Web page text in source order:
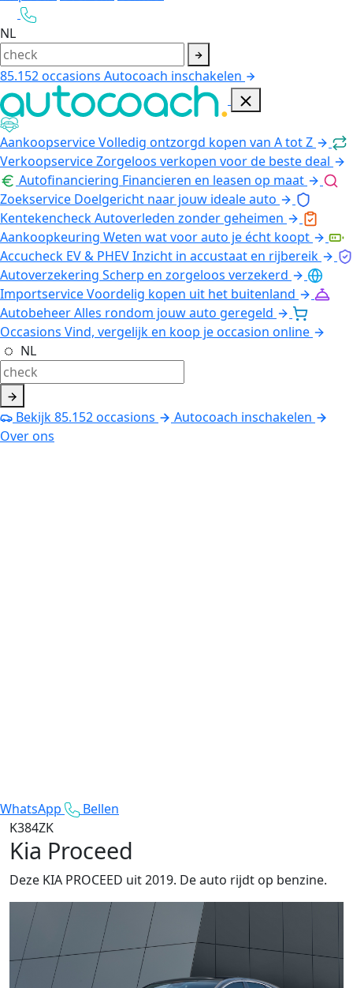
NL
85.152occasions Autocoach inschakelen
AankoopserviceVolledig ontzorgd kopen van A tot Z
VerkoopserviceZorgeloos verkopen voor de beste deal
Autofinanciering Financieren en leasen op maat
Zoekservice Doelgericht naar jouw ideale auto
KentekencheckAutoverleden zonder geheimen
Aankoopkeuring Weten wat voor auto je écht koopt
Accucheck EV & PHEVInzicht in accustaat en rijbereik
Autoverzekering Scherp en zorgeloos verzekerd
ImportserviceVoordelig kopen uit het buitenland
AutobeheerAlles rondom jouw auto geregeld
Occasions Vind, vergelijk en koop je occasion online
NL
Bekijk85.152occasions
Autocoach inschakelen
Over ons
WhatsApp
Bellen
K384ZK
Kia Proceed
Deze KIA PROCEED uit 2019. De auto rijdt op benzine.